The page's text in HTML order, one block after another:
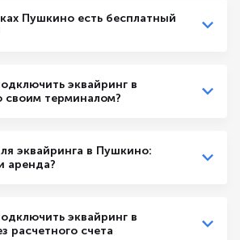
Пушкино есть бесплатный
эквайринг в
своим терминалом?
эквайринга в Пушкино:
аренда?
эквайринг в
расчетного счета